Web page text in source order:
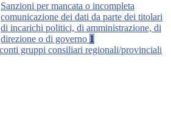
Sanzioni per mancata o incompleta
comunicazione dei dati da parte dei titolari
di incarichi politici, di amministrazione, di
direzione o di governo 1
gruppi consiliari regionali/provinciali